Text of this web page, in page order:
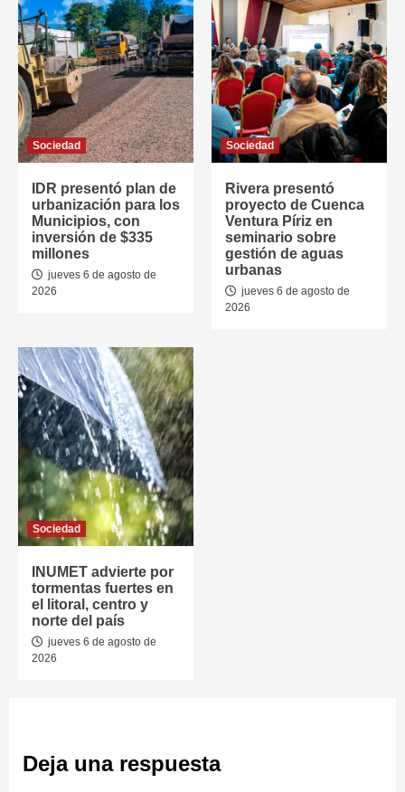
Sociedad
IDR presentó plan de
urbanización para los
Municipios, con
inversión de $335
millones
jueves 6 de agosto de
2026
Sociedad
Rivera presentó
proyecto de Cuenca
Ventura Píriz en
seminario sobre
gestión de aguas
urbanas
jueves 6 de agosto de
2026
Sociedad
INUMET advierte por
tormentas fuertes en
el litoral, centro y
norte del país
jueves 6 de agosto de
2026
Deja una respuesta